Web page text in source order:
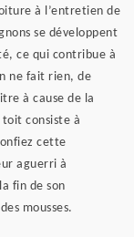
à l’entretien de
se développent
ce qui contribue à
ne fait rien, de
à cause de la
toit consiste à
cette
aguerri à
fin de son
mousses.